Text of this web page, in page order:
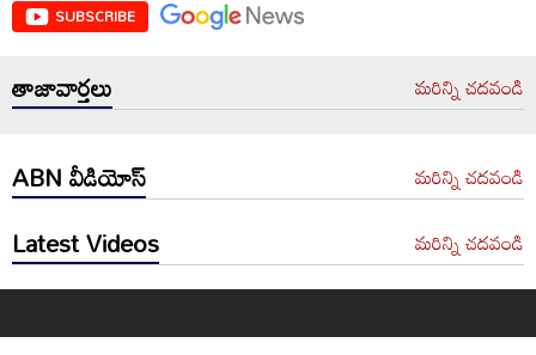
SUBSCRIBE
తాజావార్తలు మరిన్ని చదవండి
ABN వీడియోస్ మరిన్ని చదవండి
Latest Videos మరిన్ని చదవండి